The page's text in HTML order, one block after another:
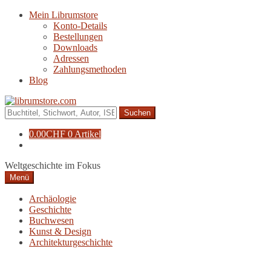
Navigation
Zum
Mein Librumstore
Konto-Details
Bestellungen
Downloads
Adressen
Zahlungsmethoden
Blog
Suche
nach:
0.00CHF 0 Artikel
Weltgeschichte im Fokus
Menü
Archäologie
Geschichte
Buchwesen
Kunst & Design
Architekturgeschichte